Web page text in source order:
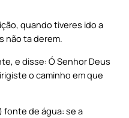
quando tiveres ido a
não ta derem.
e disse: Ó Senhor Deus
o caminho em que
de água: se a